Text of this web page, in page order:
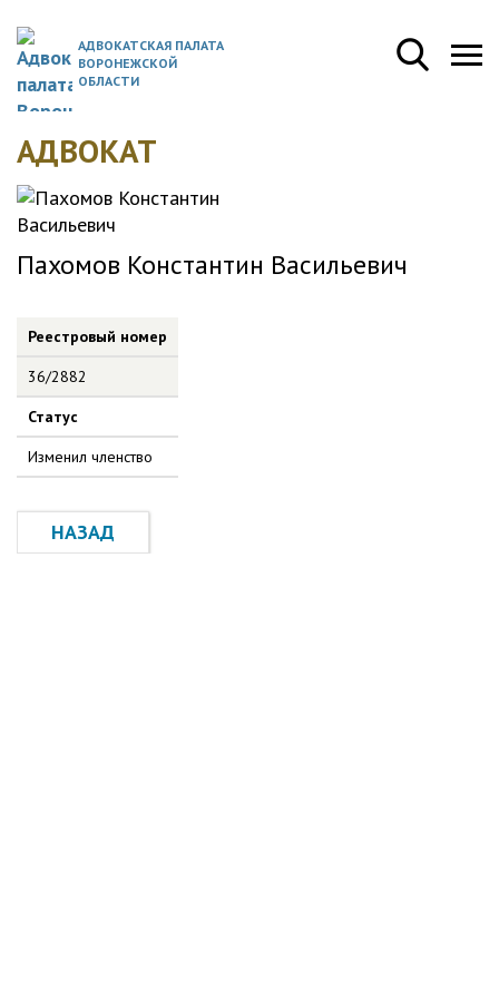
АДВОКАТСКАЯ ПАЛАТА
ВОРОНЕЖСКОЙ
ОБЛАСТИ
АДВОКАТ
Пахомов Константин Васильевич
Реестровый номер
36/2882
Статус
Изменил членство
НАЗАД